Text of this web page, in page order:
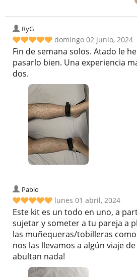
RyG
domingo 02 junio, 2024
Fin de semana solos. Atado le
pasarlo bien. Una experiencia
dos.
Pablo
lunes 01 abril, 2024
Este kit es un todo en uno, a
sujetar y someter a tu pareja a
las muñequeras/tobilleras
nos las llevamos a algún viaje
abultan nada!